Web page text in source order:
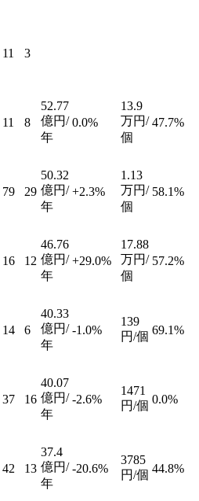
11 3
11 8
52.77
億円/
年
0.0%
13.9
万円/
個
47.7%
79 29
50.32
億円/
年
+2.3%
1.13
万円/
個
58.1%
16 12
46.76
億円/
年
+29.0%
17.88
万円/
個
57.2%
14 6
40.33
億円/
年
-1.0%
139
円/個 69.1%
37 16
40.07
億円/
年
-2.6%
1471
円/個 0.0%
42 13
37.4
億円/
年
-20.6%
3785
円/個 44.8%